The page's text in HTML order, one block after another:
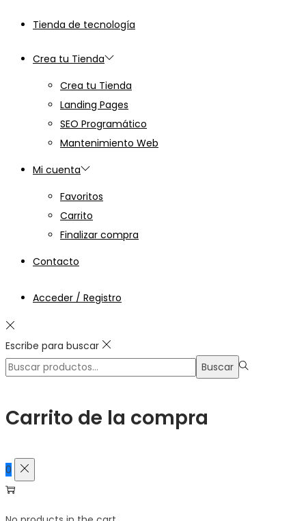
Tienda de tecnología
Crea tu Tienda
Crea tu Tienda
Landing Pages
SEO Programático
Mantenimiento Web
Mi cuenta
Favoritos
Carrito
Finalizar compra
Contacto
Acceder / Registro
Escribe para buscar
Búsqueda
Buscar
Carrito de la compra
0